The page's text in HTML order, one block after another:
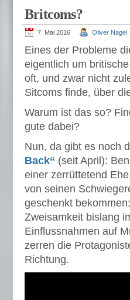
Britcoms?
7. Mai 2016 Oliver Nagel
Eines der Probleme
eigentlich um
oft, und zwar nicht
Sitcoms finde, über
Warum ist das so?
gute dabei?
Nun, da gibt es noch
Back“ (seit April):
einer zerrüttetend
von seinen
geschenkt
Zweisamkeit bislang
Einflussnahmen auf
zerren die
Richtung.